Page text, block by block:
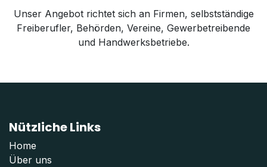
Unser Angebot richtet sich an Firmen, selbstständige
Freiberufler, Behörden, Vereine, Gewerbetreibende
und Handwerksbetriebe.
Nützliche Links
Home
Über uns